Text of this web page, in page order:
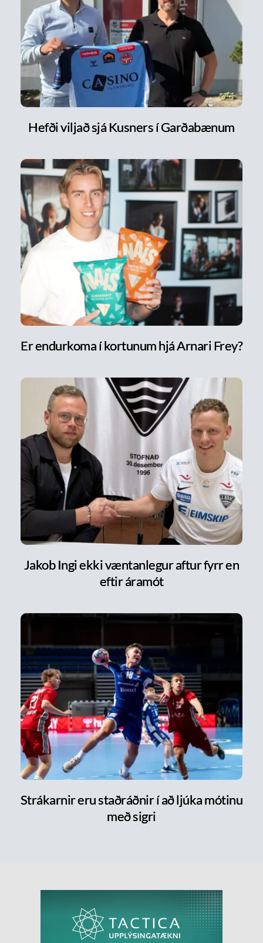
Hefði viljað sjá Kusners í Garðabænum
Er endurkoma í kortunum hjá Arnari Frey?
Jakob Ingi ekki væntanlegur aftur fyrr en
eftir áramót
Strákarnir eru staðráðnir í að ljúka mótinu
með sigri